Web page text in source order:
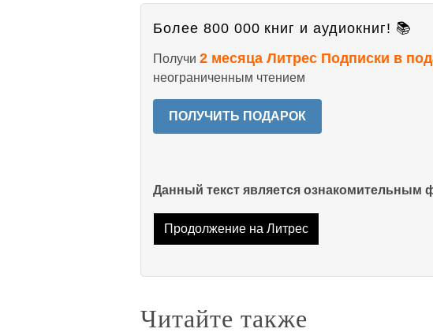
Более 800 000 книг и аудиокниг! 📚
Получи 2 месяца Литрес Подписки в
неограниченным чтением
ПОЛУЧИТЬ ПОДАРОК
Данный текст является ознакомительным
Продолжение на Литрес
Читайте также